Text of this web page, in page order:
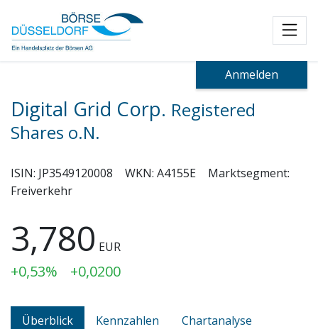
Anmelden
Digital Grid Corp. Registered
Shares o.N.
ISIN: JP3549120008 WKN: A4155E
Marktsegment:
Freiverkehr
3,780 EUR
+0,53% +0,0200
Überblick Kennzahlen
Chartanalyse